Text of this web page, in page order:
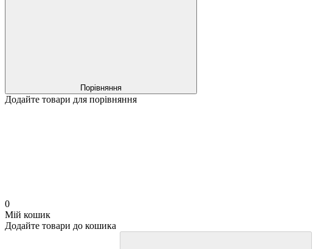
Порівняння
Додайте товари для порівняння
0
Мій кошик
Додайте товари до кошика